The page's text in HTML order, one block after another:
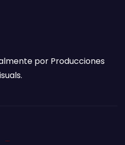
por Producciones